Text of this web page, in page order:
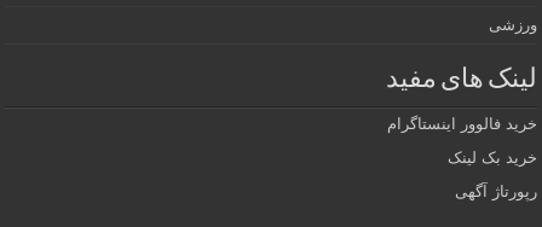
ورزشی
لینک های مفید
خرید فالوور اینستاگرام
خرید بک لینک
رپورتاژ آگهی